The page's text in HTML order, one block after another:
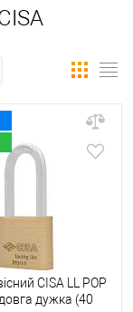
CISA LL POP
дужка (40